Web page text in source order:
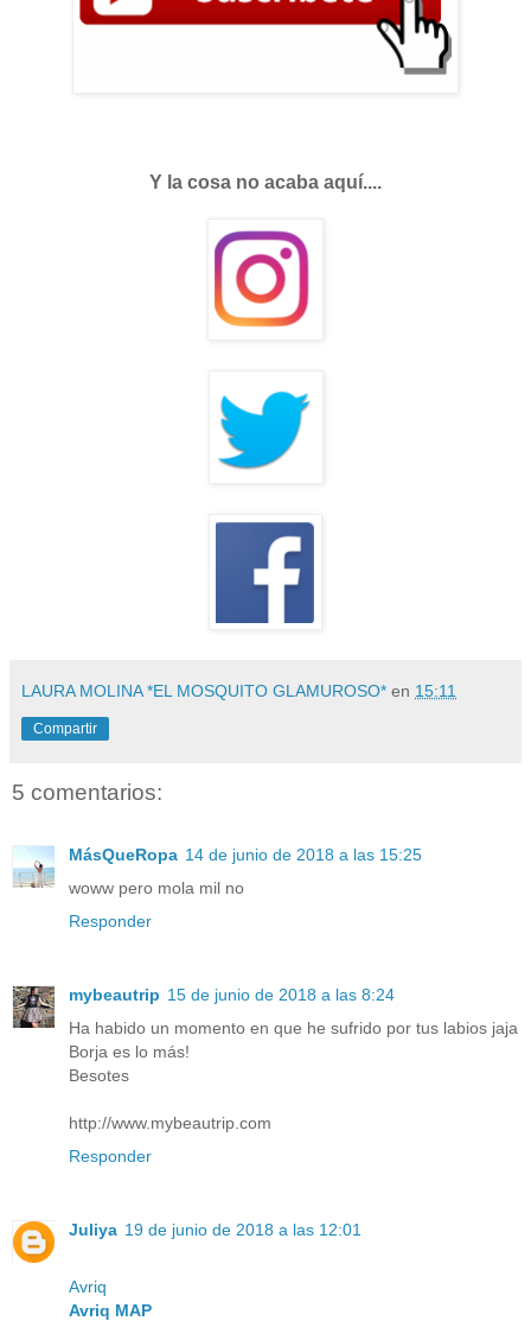
Y la cosa no acaba aquí....
LAURA MOLINA *EL MOSQUITO GLAMUROSO* en 15:11
Compartir
5 comentarios:
MásQueRopa 14 de junio de 2018 a las 15:25
woww pero mola mil no
Responder
mybeautrip 15 de junio de 2018 a las 8:24
Ha habido un momento en que he sufrido por tus labios jaja
Borja es lo más!
Besotes
http://www.mybeautrip.com
Responder
Juliya 19 de junio de 2018 a las 12:01
Avriq
Avriq MAP